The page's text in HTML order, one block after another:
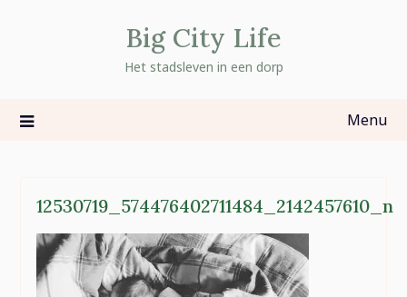
Big City Life
Het stadsleven in een dorp
Menu
12530719_574476402711484_2142457610_n